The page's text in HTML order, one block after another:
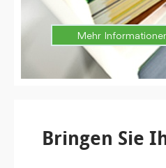
Mehr
Bringen Sie